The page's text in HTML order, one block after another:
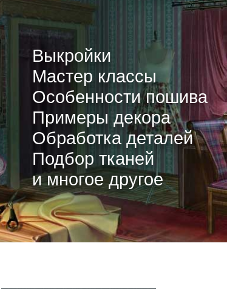
Выкройки
Мастер классы
Особенности пошива
Примеры декора
Обработка деталей
Подбор тканей
и многое другое